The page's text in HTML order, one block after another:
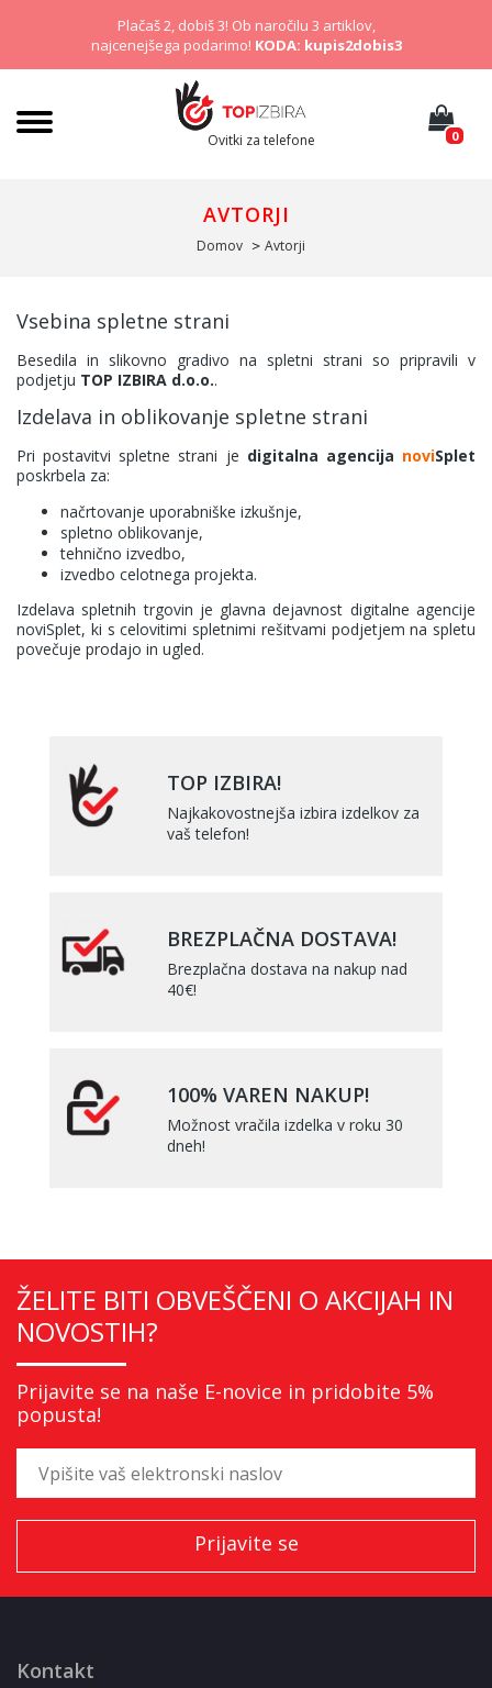
Plačaš 2, dobiš 3! Ob naročilu 3 artiklov,
najcenejšega podarimo! KODA: kupis2dobis3
Ovitki za telefone 0
AVTORJI
Domov Avtorji
Vsebina spletne strani
Besedila in slikovno gradivo na spletni strani so pripravili v
podjetju TOP IZBIRA d.o.o..
Izdelava in oblikovanje spletne strani
Pri postavitvi spletne strani je digitalna agencija noviSplet
poskrbela za:
načrtovanje uporabniške izkušnje,
spletno oblikovanje,
tehnično izvedbo,
izvedbo celotnega projekta.
Izdelava spletnih trgovin je glavna dejavnost digitalne agencije
noviSplet, ki s celovitimi spletnimi rešitvami podjetjem na spletu
povečuje prodajo in ugled.
TOP IZBIRA!
Najkakovostnejša izbira izdelkov za
vaš telefon!
BREZPLAČNA DOSTAVA!
Brezplačna dostava na nakup nad
40€!
100% VAREN NAKUP!
Možnost vračila izdelka v roku 30
dneh!
ŽELITE BITI OBVEŠČENI O AKCIJAH IN
NOVOSTIH?
Prijavite se na naše E-novice in pridobite 5%
popusta!
Kontakt